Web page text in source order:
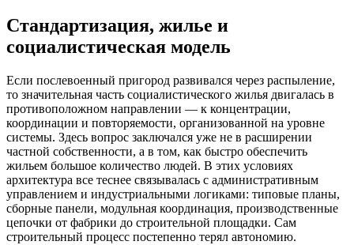
Стандартизация, жилье и
социалистическая модель
Если послевоенный пригород развивался через распыление,
то значительная часть социалистического жилья двигалась в
противоположном направлении — к концентрации,
координации и повторяемости, организованной на уровне
системы. Здесь вопрос заключался уже не в расширении
частной собственности, а в том, как быстро обеспечить
жильем большое количество людей. В этих условиях
архитектура все теснее связывалась с административным
управлением и индустриальными логиками: типовые планы,
сборные панели, модульная координация, производственные
цепочки от фабрики до строительной площадки. Сам
строительный процесс постепенно терял автономию.